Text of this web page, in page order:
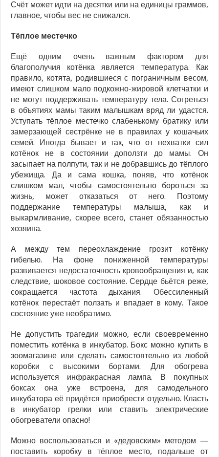
Счёт может идти на десятки или на единицы граммов,
главное, чтобы вес не снижался.
Тёплое местечко
Ещё одним очень важным фактором для
благополучия котёнка является температура. Как
правило, котята, родившиеся с пограничным весом,
имеют слишком мало подкожно-жировой клетчатки и
не могут поддерживать температуру тела. Согреться
в объятиях мамы таким малышкам вряд ли удастся.
Уступать тёплое местечко слабенькому братику или
замерзающей сестрёнке не в правилах у кошачьих
семей. Иногда бывает и так, что от нехватки сил
котёнок не в состоянии доползти до мамы. Он
засыпает на полпути, так и не добравшись до тёплого
убежища. Да и сама кошка, поняв, что котёнок
слишком мал, чтобы самостоятельно бороться за
жизнь, может отказаться от него. Поэтому
поддержание температуры малыша, как и
выкармливание, скорее всего, станет обязанностью
хозяина.
А между тем переохлаждение грозит котёнку
гибелью. На фоне пониженной температуры
развивается недостаточность кровообращения и, как
следствие, шоковое состояние. Сердце бьётся реже,
сокращается частота дыхания. Обессиленный
котёнок перестаёт ползать и впадает в кому. Такое
состояние уже необратимо.
Не допустить трагедии можно, если своевременно
поместить котёнка в инкубатор. Бокс можно купить в
зоомагазине или сделать самостоятельно из любой
коробки с высокими бортами. Для обогрева
используется инфракрасная лампа. В покупных
боксах она уже встроена, для самодельного
инкубатора её придётся приобрести отдельно. Класть
в инкубатор грелки или ставить электрические
обогреватели опасно!
Можно воспользоваться и «дедовским» методом —
поставить коробку в тёплое место, подальше от